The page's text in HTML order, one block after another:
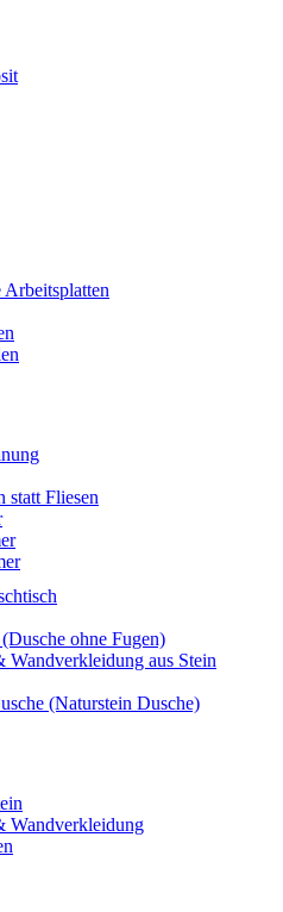
Arbeitsplatten
statt Fliesen
ohne Fugen)
Wandverkleidung aus Stein
(Naturstein Dusche)
Wandverkleidung